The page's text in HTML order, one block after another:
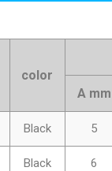
color
A mm
Black 5
Black 6